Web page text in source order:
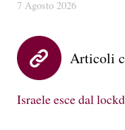
7 Agosto 2026
Articoli
Israele esce dal